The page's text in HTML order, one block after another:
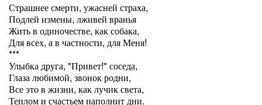
Страшнее смерти, ужасней страха,
Подлей измены, лживей вранья
Жить в одиночестве, как собака,
Для всех, а в частности, для Меня!
***
Улыбка друга, "Привет!" соседа,
Глаза любимой, звонок родни,
Все это в жизни, как лучик света,
Теплом и счастьем наполнит дни.